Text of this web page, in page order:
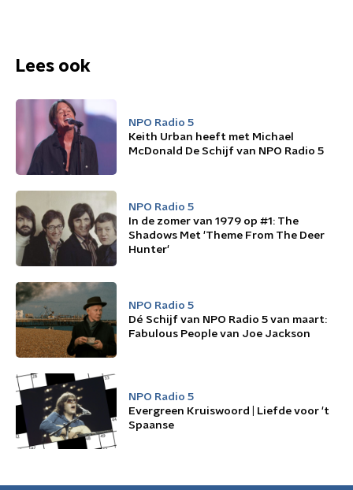
Lees ook
NPO Radio 5
Keith Urban heeft met Michael
McDonald De Schijf van NPO Radio 5
NPO Radio 5
In de zomer van 1979 op #1: The
Shadows Met 'Theme From The Deer
Hunter'
NPO Radio 5
Dé Schijf van NPO Radio 5 van maart:
Fabulous People van Joe Jackson
NPO Radio 5
Evergreen Kruiswoord | Liefde voor 't
Spaanse